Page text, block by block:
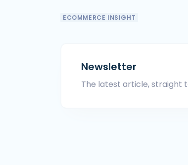
ECOMMERCE INSIGHT
Newsletter
The latest article, straight